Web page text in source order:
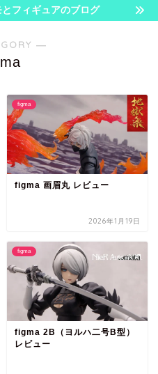
フィギュアのブログ
―
figma
figma 画眉丸 レビュー
2026年1月19日
figma
figma 2B（ヨルハ二号B型）
レビュー